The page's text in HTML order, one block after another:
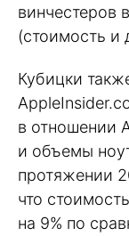
винчестеров
(стоимость и
Кубицки
в отношении
и объемы
протяжении
что
на 9% по